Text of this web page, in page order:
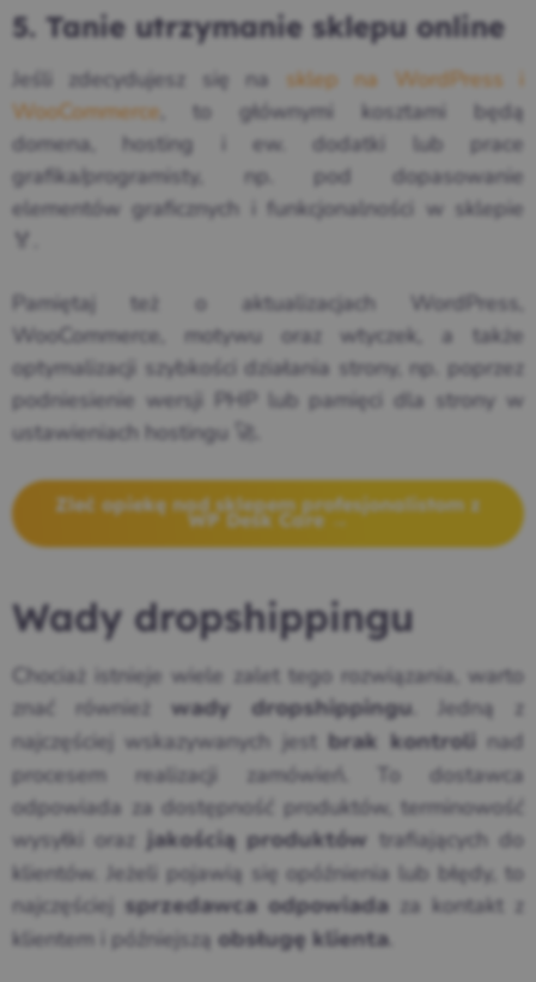
5. Tanie utrzymanie sklepu online
Jeśli zdecydujesz się na sklep na WordPress i
WooCommerce , to głównymi kosztami będą
domena, hosting i ew. dodatki lub prace
grafika/programisty, np. pod dopasowanie
elementów graficznych i funkcjonalności w sklepie
🏅.
Pamiętaj też o aktualizacjach WordPress,
WooCommerce, motywu oraz wtyczek, a także
optymalizacji szybkości działania strony, np. poprzez
podniesienie wersji PHP lub pamięci dla strony w
ustawieniach hostingu 🚀.
Zleć opiekę nad sklepem profesjonalistom z
WP Desk Care →
Wady dropshippingu
Chociaż istnieje wiele zalet tego rozwiązania, warto
znać również
wady dropshippingu. Jedną z
najczęściej wskazywanych jest
brak kontroli
nad
procesem realizacji zamówień. To dostawca
odpowiada za dostępność produktów, terminowość
wysyłki oraz
jakością produktów
trafiających do
klientów. Jeżeli pojawią się opóźnienia lub błędy, to
najczęściej
sprzedawca odpowiada
za kontakt z
klientem i późniejszą obsługę klienta.